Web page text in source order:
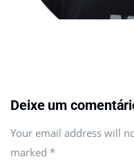
Deixe um
Your email address will
marked *